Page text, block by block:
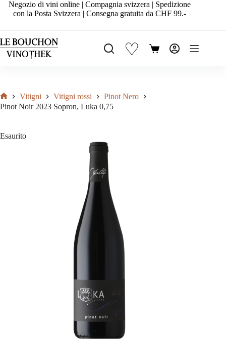
SaltaNegozio di vini online | Compagnia svizzera | Spedizione
con la Posta Svizzera | Consegna gratuita da CHF 99.-
♡ Carrello
Home
Vitigni Vitigni rossi
Pinot Nero
Pinot Noir 2023 Sopron, Luka 0,75